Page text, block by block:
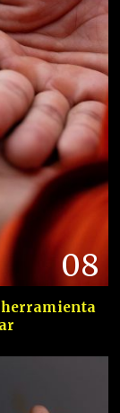
08
herramienta